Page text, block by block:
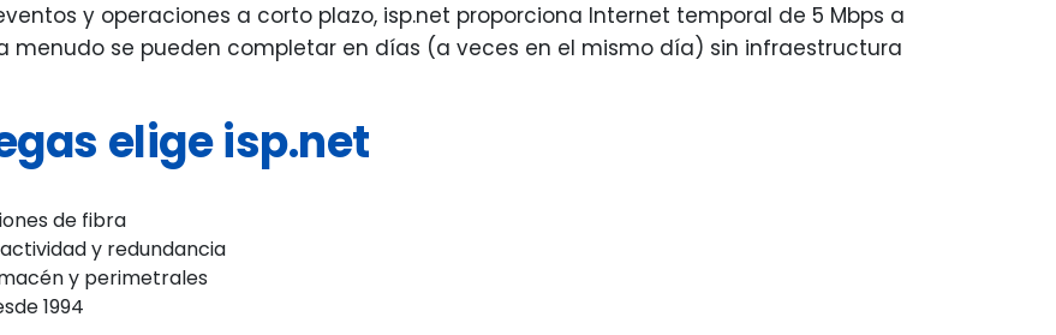
y operaciones a corto plazo, isp.net proporciona Internet temporal de 5 Mbps a
menudo se pueden completar en días (a veces en el mismo día) sin infraestructura
elige isp.net
de fibra
y redundancia
y perimetrales
1994